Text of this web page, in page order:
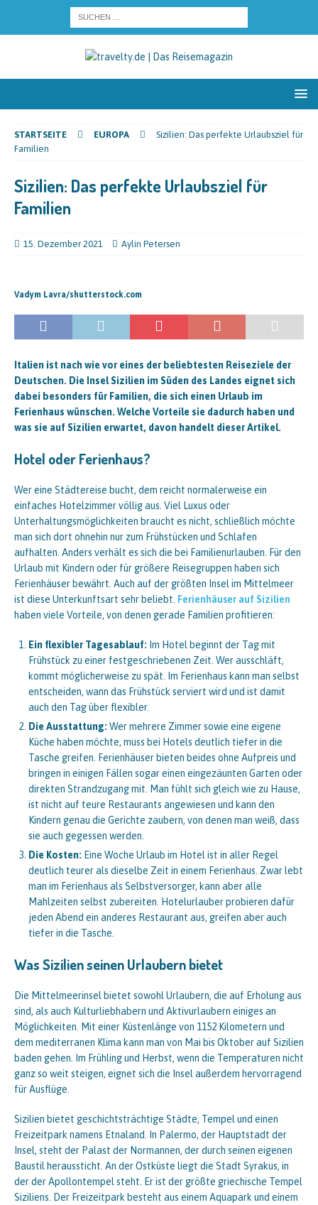
STARTSEITE EUROPA
Sizilien: Das perfekte Urlaubsziel für
Familien
Sizilien: Das perfekte Urlaubsziel für
Familien
15. Dezember 2021 Aylin Petersen
Vadym Lavra/shutterstock.com
Italien ist nach wie vor eines der beliebtesten Reiseziele der
Deutschen. Die Insel Sizilien im Süden des Landes eignet sich
dabei besonders für Familien, die sich einen Urlaub im
Ferienhaus wünschen. Welche Vorteile sie dadurch haben und
was sie auf Sizilien erwartet, davon handelt dieser Artikel.
Hotel oder Ferienhaus?
Wer eine Städtereise bucht, dem reicht normalerweise ein
einfaches Hotelzimmer völlig aus. Viel Luxus oder
Unterhaltungsmöglichkeiten braucht es nicht, schließlich möchte
man sich dort ohnehin nur zum Frühstücken und Schlafen
aufhalten. Anders verhält es sich die bei Familienurlauben. Für den
Urlaub mit Kindern oder für größere Reisegruppen haben sich
Ferienhäuser bewährt. Auch auf der größten Insel im Mittelmeer
ist diese Unterkunftsart sehr beliebt. Ferienhäuser auf Sizilien
haben viele Vorteile, von denen gerade Familien profitieren:
Ein flexibler Tagesablauf: Im Hotel beginnt der Tag mit
Frühstück zu einer festgeschriebenen Zeit. Wer ausschläft,
kommt möglicherweise zu spät. Im Ferienhaus kann man selbst
entscheiden, wann das Frühstück serviert wird und ist damit
auch den Tag über flexibler.
Die Ausstattung: Wer mehrere Zimmer sowie eine eigene
Küche haben möchte, muss bei Hotels deutlich tiefer in die
Tasche greifen. Ferienhäuser bieten beides ohne Aufpreis und
bringen in einigen Fällen sogar einen eingezäunten Garten oder
direkten Strandzugang mit. Man fühlt sich gleich wie zu Hause,
ist nicht auf teure Restaurants angewiesen und kann den
Kindern genau die Gerichte zaubern, von denen man weiß, dass
sie auch gegessen werden.
Die Kosten: Eine Woche Urlaub im Hotel ist in aller Regel
deutlich teurer als dieselbe Zeit in einem Ferienhaus. Zwar lebt
man im Ferienhaus als Selbstversorger, kann aber alle
Mahlzeiten selbst zubereiten. Hotelurlauber probieren dafür
jeden Abend ein anderes Restaurant aus, greifen aber auch
tiefer in die Tasche.
Was Sizilien seinen Urlaubern bietet
Die Mittelmeerinsel bietet sowohl Urlaubern, die auf Erholung aus
sind, als auch Kulturliebhabern und Aktivurlaubern einiges an
Möglichkeiten. Mit einer Küstenlänge von 1152 Kilometern und
dem mediterranen Klima kann man von Mai bis Oktober auf Sizilien
baden gehen. Im Frühling und Herbst, wenn die Temperaturen nicht
ganz so weit steigen, eignet sich die Insel außerdem hervorragend
für Ausflüge.
Sizilien bietet geschichtsträchtige Städte, Tempel und einen
Freizeitpark namens Etnaland. In Palermo, der Hauptstadt der
Insel, steht der Palast der Normannen, der durch seinen eigenen
Baustil heraussticht. An der Ostküste liegt die Stadt Syrakus, in
der der Apollontempel steht. Er ist der größte griechische Tempel
Siziliens. Der Freizeitpark besteht aus einem Aquapark und einem